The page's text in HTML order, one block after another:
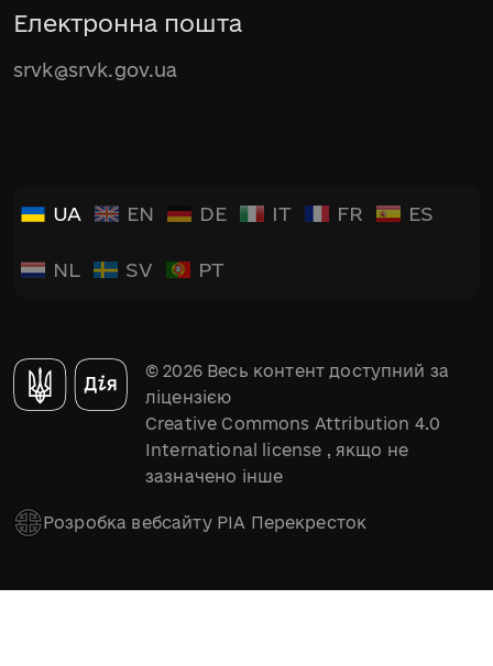
Електронна пошта
srvk@srvk.gov.ua
UA EN DE IT FR ES
NL SV PT
© 2026 Весь контент доступний за
ліцензією
Creative Commons Attribution 4.0
International license , якщо не
зазначено інше
Розробка вебсайту РІА Перекресток